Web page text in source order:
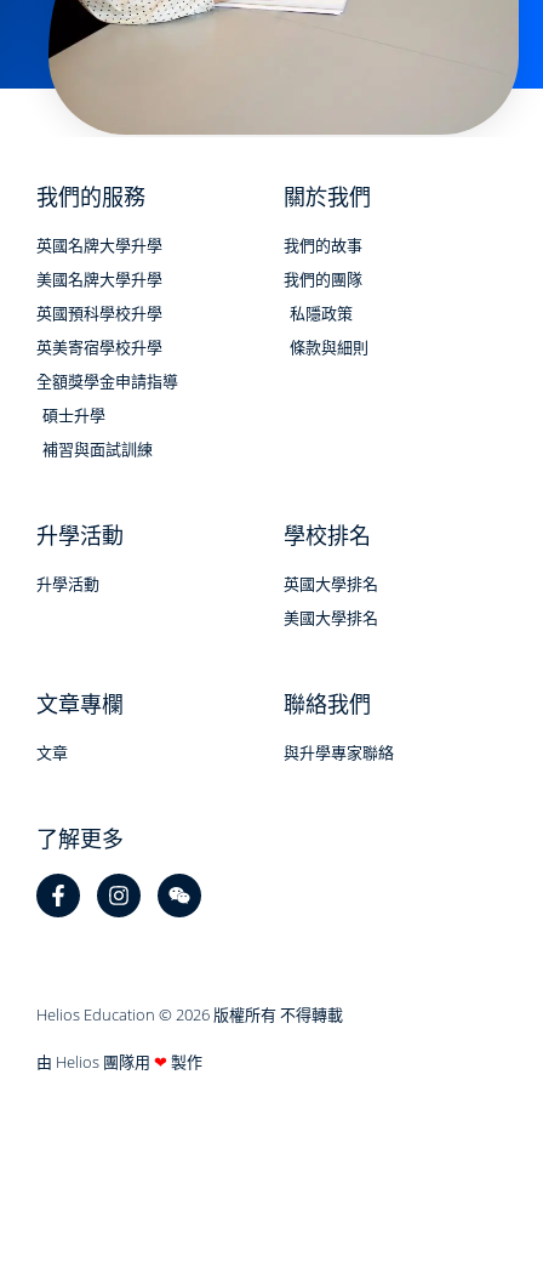
我們的服務
英國名牌大學升學
美國名牌大學升學
英國預科學校升學
英美寄宿學校升學
全額獎學金申請指導
碩士升學
補習與面試訓練
關於我們
我們的故事
我們的團隊
私隱政策
條款與細則
升學活動
升學活動
學校排名
英國大學排名
美國大學排名
文章專欄
文章
聯絡我們
與升學專家聯絡
了解更多
Helios Education © 2026 版權所有 不得轉載
由 Helios 團隊用 ❤製作